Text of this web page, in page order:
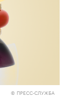
© ПРЕСС-СЛУЖБА